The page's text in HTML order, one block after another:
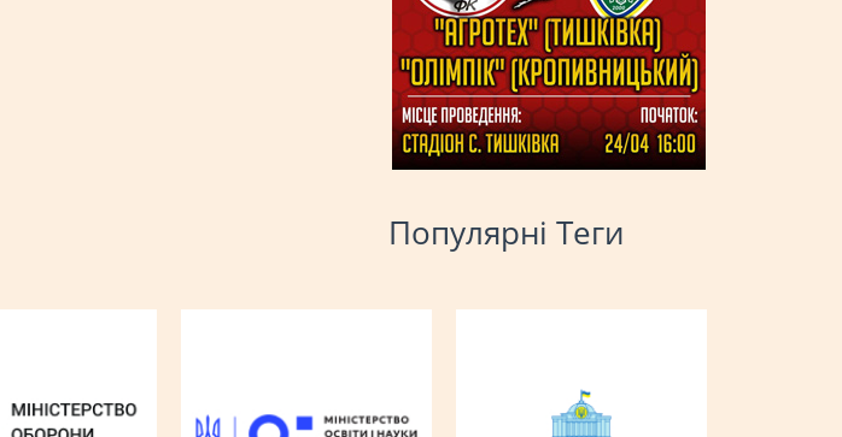
Популярні Теги